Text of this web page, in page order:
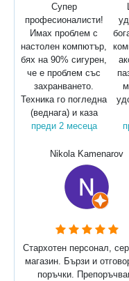
Супер
професионалисти!
Имах проблем с
настолен компютър,
бях на 90% сигурен,
че е проблем със
захранването.
Техника го погледна
(веднага) и каза
преди 2 месеца
Nikola Kamenarov
Стархотен персонал,
магазин. Бързи и
поръчки.